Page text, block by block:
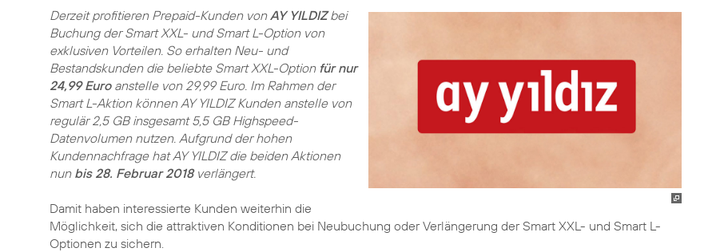
Derzeit profitieren Prepaid-Kunden vonAY YILDIZbei
Buchung der Smart XXL- und Smart L-Option von
exklusiven Vorteilen. So erhalten Neu- und
Bestandskunden die beliebte Smart XXL-Option für nur
24,99 Euroanstelle von 29,99 Euro. Im Rahmen der
Smart L-Aktion können AY YILDIZ Kunden anstelle von
regulär 2,5 GB insgesamt 5,5 GB Highspeed-
Datenvolumen nutzen. Aufgrund der hohen
Kundennachfrage hat AY YILDIZ die beiden Aktionen
nun bis 28. Februar 2018verlängert.
Damit haben interessierte Kunden weiterhin die
Möglichkeit, sich die attraktiven Konditionen bei Neubuchung oder Verlängerung der Smart XXL- und Smart L-
Optionen zu sichern.